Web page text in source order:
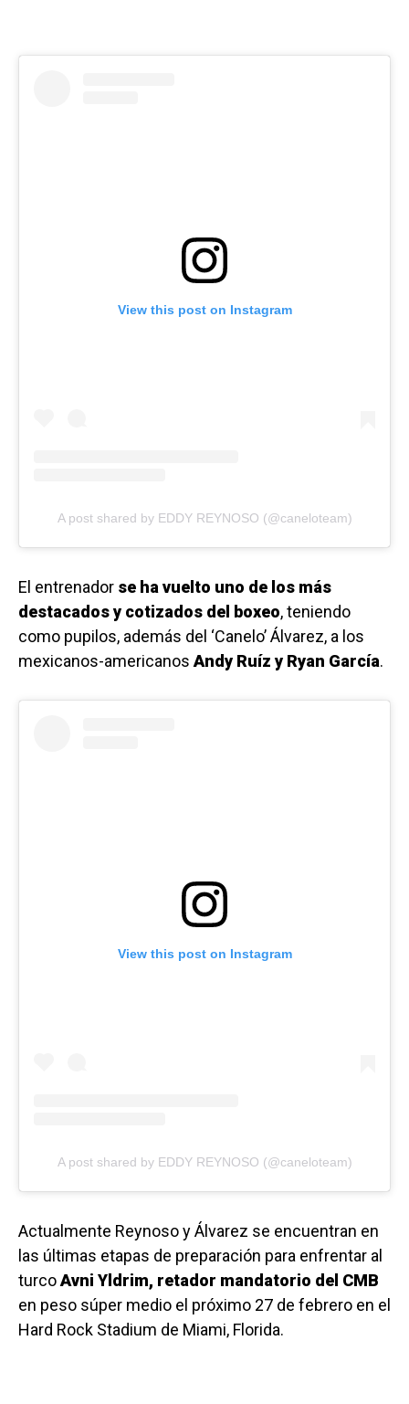
View this post on Instagram
A post shared by EDDY REYNOSO (@caneloteam)
El entrenador se ha vuelto uno de los más
destacados y cotizados del boxeo, teniendo
como pupilos, además del ‘Canelo’ Álvarez, a los
mexicanos-americanos Andy Ruíz y Ryan García.
View this post on Instagram
A post shared by EDDY REYNOSO (@caneloteam)
Actualmente Reynoso y Álvarez se encuentran en
las últimas etapas de preparación para enfrentar al
turcoAvni Yldrim, retador mandatorio del CMB
en peso súper medio el próximo 27 de febrero en el
Hard Rock Stadium de Miami, Florida.